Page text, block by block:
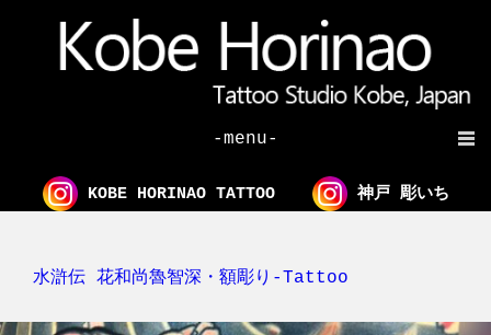
-menu-
KOBE HORINAO TATTOO 神戸 彫いち
水滸伝 花和尚魯智深・額彫り-Tattoo